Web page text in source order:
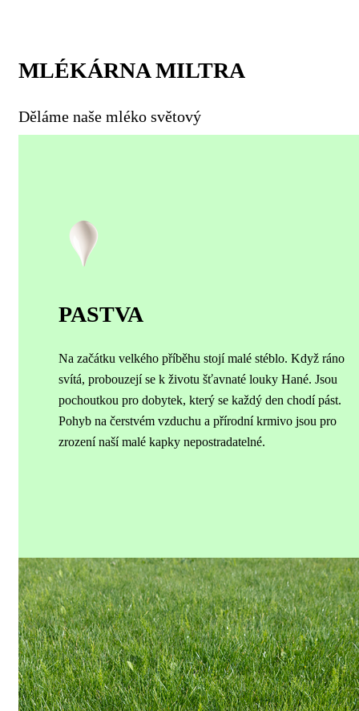
MLÉKÁRNA MILTRA
Děláme naše mléko světový
PASTVA
Na začátku velkého příběhu stojí malé stéblo. Když ráno
svítá, probouzejí se k životu šťavnaté louky Hané. Jsou
pochoutkou pro dobytek, který se každý den chodí pást.
Pohyb na čerstvém vzduchu a přírodní krmivo jsou pro
zrození naší malé kapky nepostradatelné.